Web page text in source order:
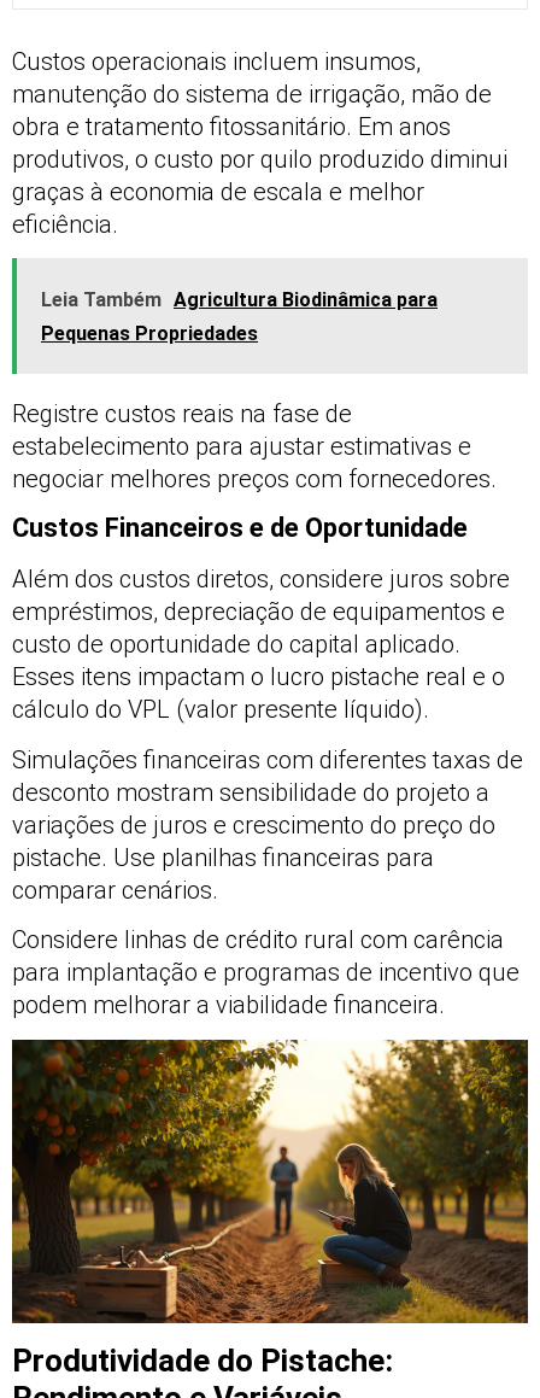
Custos operacionais incluem insumos,
manutenção do sistema de irrigação, mão de
obra e tratamento fitossanitário. Em anos
produtivos, o custo por quilo produzido diminui
graças à economia de escala e melhor
eficiência.
Leia Também Agricultura Biodinâmica para
Pequenas Propriedades
Registre custos reais na fase de
estabelecimento para ajustar estimativas e
negociar melhores preços com fornecedores.
Custos Financeiros e de Oportunidade
Além dos custos diretos, considere juros sobre
empréstimos, depreciação de equipamentos e
custo de oportunidade do capital aplicado.
Esses itens impactam o lucro pistache real e o
cálculo do VPL (valor presente líquido).
Simulações financeiras com diferentes taxas de
desconto mostram sensibilidade do projeto a
variações de juros e crescimento do preço do
pistache. Use planilhas financeiras para
comparar cenários.
Considere linhas de crédito rural com carência
para implantação e programas de incentivo que
podem melhorar a viabilidade financeira.
Produtividade do Pistache: